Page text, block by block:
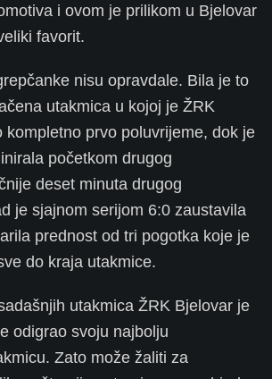
i ovom je prilikom u Bjelovar
favorit.
nisu opravdale. Bila je to
utakmica u kojoj je ŽRK
kompletno prvo poluvrijeme, dok je
početkom drugog
deset minuta drugog
je sjajnom serijom 6:0 zaustavila
prednost od tri pogotka koje je
do kraja utakmice.
utakmica ŽRK Bjelovar je
odigrao svoju najbolju
Zato može žaliti za